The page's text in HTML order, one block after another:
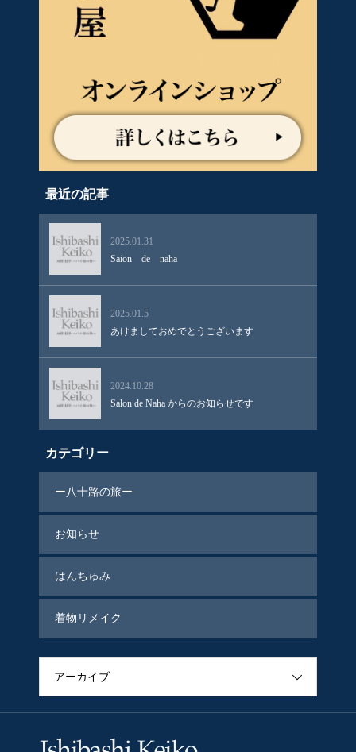
最近の記事
2025.01.31
Saion de naha
2025.01.5
あけましておめでとうございます
2024.10.28
Salon de Naha からのお知らせです
カテゴリー
ー八十路の旅ー
お知らせ
はんちゅみ
着物リメイク
アーカイブ